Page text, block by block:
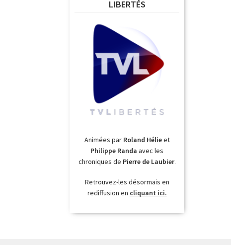
LIBERTÉS
Animées par Roland Hélieet
Philippe Randa avec les
chroniques de Pierre de Laubier.
Retrouvez-les désormais en
rediffusion en cliquant ici.